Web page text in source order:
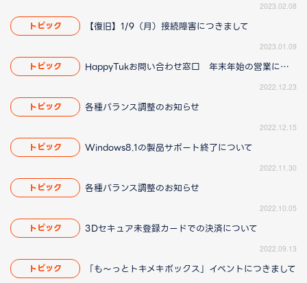
2023.02.08
トピック 【復旧】1/9（月）接続障害につきまして
2023.01.09
トピック HappyTukお問い合わせ窓口 年末年始の営業について
2022.12.23
トピック 各種バランス調整のお知らせ
2022.12.15
トピック Windows8.1の製品サポート終了について
2022.11.30
トピック 各種バランス調整のお知らせ
2022.10.05
トピック 3Dセキュア未登録カードでの決済について
2022.09.13
トピック 「も～っとトキメキボックス」イベントにつきまして